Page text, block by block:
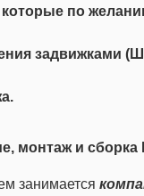
по
задвижками
монтаж и
занимается